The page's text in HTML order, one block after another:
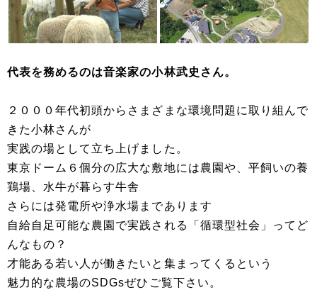
代表を務めるのは音楽家の小林武史さん。
２０００年代初頭からさまざまな環境問題に取り組んで
きた小林さんが
実践の場として立ち上げました。
東京ドーム６個分の広大な敷地には農園や、平飼いの養
鶏場、水牛が暮らす牛舎
さらには発電所や浄水場まであります
自給自足可能な農園で実践される「循環型社会」ってど
んなもの？
才能ある若い人が働きたいと集まってくるという
魅力的な農場のSDGsぜひご覧下さい。